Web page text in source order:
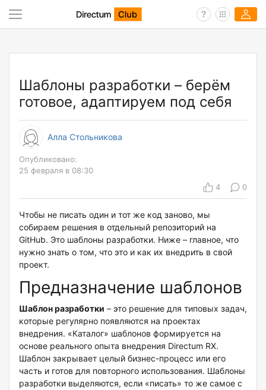
Шаблоны разработки – берём
готовое, адаптируем под себя
Алла Стольникова
Опубликовано:
25 февраля в 08:30
4
0
Чтобы не писать один и тот же код заново, мы
собираем решения в отдельный репозиторий на
GitHub. Это шаблоны разработки. Ниже – главное, что
нужно знать о том, что это и как их внедрить в свой
проект.
Предназначение шаблонов
Шаблон разработки – это решение для типовых задач,
которые регулярно появляются на проектах
внедрения. «Каталог» шаблонов формируется на
основе реального опыта внедрения Directum RX.
Шаблон закрывает целый бизнес-процесс или его
часть и готов для повторного использования. Шаблоны
разработки выделяются, если «писать» то же самое с